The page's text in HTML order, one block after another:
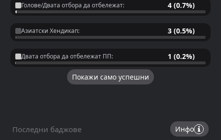
Голове/Двата отбора да отбележат: 4 (0.7%)
Азиатски Хендикап: 3 (0.5%)
Двата отбора да отбележат ПП: 1 (0.2%)
Покажи само успешни
Последни баджове Инфо